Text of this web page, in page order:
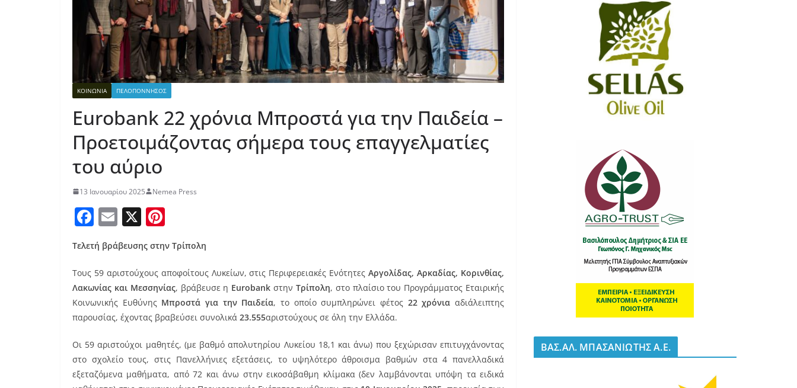
ΚΟΙΝΩΝΙΑ ΠΕΛΟΠΟΝΝΗΣΟΣ
Eurobank 22 χρόνια Μπροστά για την Παιδεία –
Προετοιμάζοντας σήμερα τους επαγγελματίες
του αύριο
13 Ιανουαρίου 2025 Nemea Press
F
a
c
e
b
o
k
E
m
ai
l
X
nt
er
e
st
Τελετή βράβευσης στην Τρίπολη
Τους 59 αριστούχους αποφοίτους Λυκείων, στις Περιφερειακές ΕνότητεςΑργολίδας, Αρκαδίας, Κορινθίας,
Λακωνίας και Μεσσηνίας, βράβευσε η Eurobankστην Τρίπολη, στο πλαίσιο του Προγράμματος Εταιρικής
Κοινωνικής Ευθύνης Μπροστά για την Παιδεία, το οποίο συμπληρώνει φέτος 22 χρόνιααδιάλειπτης
παρουσίας, έχοντας βραβεύσει συνολικά 23.555αριστούχους σε όλη την Ελλάδα.
Οι 59 αριστούχοι μαθητές, (με βαθμό απολυτηρίου Λυκείου 18,1 και άνω) που ξεχώρισαν επιτυγχάνοντας
στο σχολείο τους, στις Πανελλήνιες εξετάσεις, το υψηλότερο άθροισμα βαθμών στα 4 πανελλαδικά
εξεταζόμενα μαθήματα, από 72 και άνω στην εικοσάβαθμη κλίμακα (δεν λαμβάνονται υπόψη τα ειδικά
BΑΣ.ΑΛ. ΜΠΑΣΑΝΙΩΤΗΣ Α.Ε.